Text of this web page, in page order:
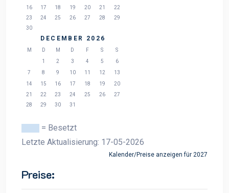
16
17 18 19 20 21
22
23
24 25 26 27 28
29
30
DECEMBER 2026
M D M D F S
S
1
2 3 4 5
6
7
8 9 10 11 12
13
14
15 16 17 18 19
20
21
22 23 24 25 26
27
28
29 30 31
= Besetzt
Letzte Aktualisierung: 17-05-2026
Kalender/Preise anzeigen für 2027
Preise: